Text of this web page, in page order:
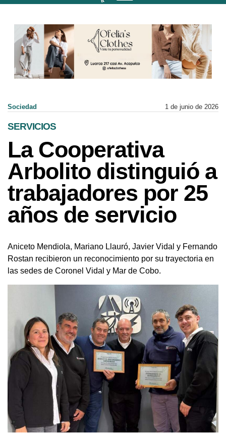
Sociedad 1 de junio de 2026
SERVICIOS
La Cooperativa
Arbolito distinguió a
trabajadores por 25
años de servicio
Aniceto Mendiola, Mariano Llauró, Javier Vidal y Fernando
Rostan recibieron un reconocimiento por su trayectoria en
las sedes de Coronel Vidal y Mar de Cobo.